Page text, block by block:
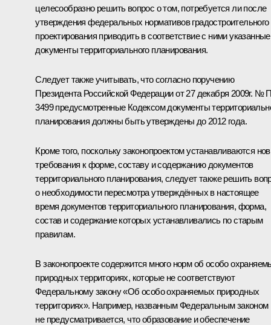
целесообразно решить вопрос о том, потребуется ли после
утверждения федеральных нормативов градостроительного
проектирования приводить в соответствие с ними указанные
документы территориального планирования.
Следует также учитывать, что согласно поручению
Президента Российской Федерации от 27 декабря 2009г. №
3499 предусмотренные Кодексом документы
планирования должны быть утверждены до 2012 года.
Кроме того, поскольку законопроектом устанавливаются
требования к форме, составу и содержанию документов
территориального планирования, следует также решить
о необходимости пересмотра утверждённых в настоящее
время документов территориального планирования, форма,
состав и содержание которых устанавливались по старым
правилам.
В законопроекте содержится много норм об особо
природных территориях, которые не соответствуют
Федеральному закону «Об особо охраняемых природных
территориях». Например, названным Федеральным законом
не предусматривается, что образование и обеспечение